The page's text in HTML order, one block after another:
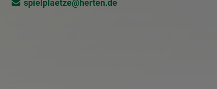
spielplaetze@​herten.de